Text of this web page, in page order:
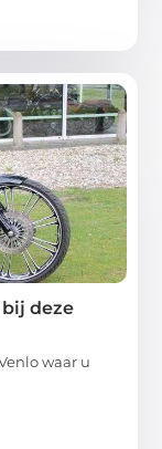
deze
waar u